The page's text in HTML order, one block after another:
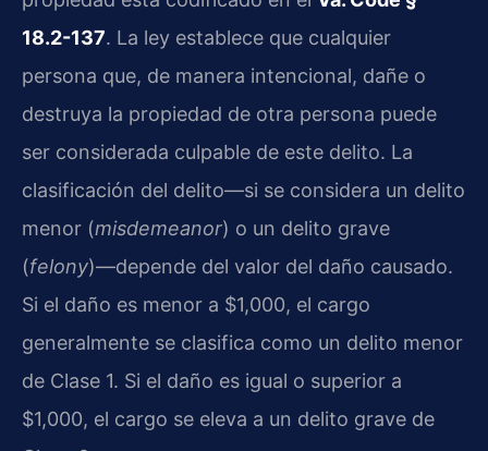
18.2-137. La ley establece que cualquier
persona que, de manera intencional, dañe o
destruya la propiedad de otra persona puede
ser considerada culpable de este delito. La
clasificación del delito—si se considera un delito
menor (misdemeanor) o un delito grave
(felony)—depende del valor del daño causado.
Si el daño es menor a $1,000, el cargo
generalmente se clasifica como un delito menor
de Clase 1. Si el daño es igual o superior a
$1,000, el cargo se eleva a un delito grave de